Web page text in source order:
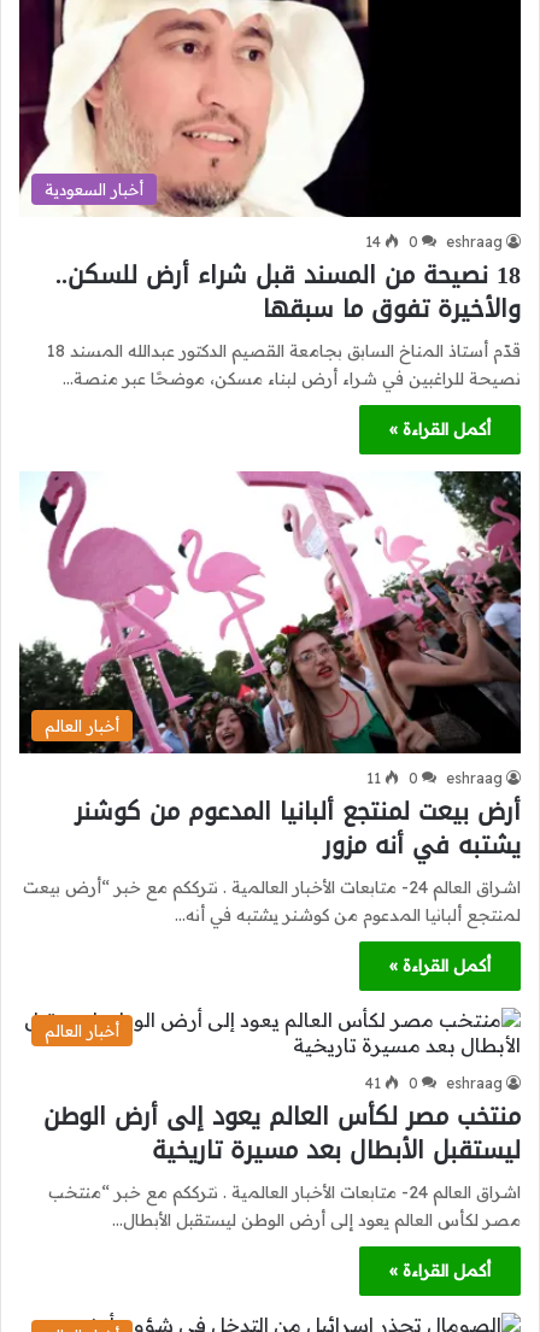
أخبار السعودية
eshraag
0
14
18 نصيحة من المسند قبل شراء أرض للسكن..
والأخيرة تفوق ما سبقها
قدّم أستاذ المناخ السابق بجامعة القصيم الدكتور عبدالله المسند 18
نصيحة للراغبين في شراء أرض لبناء مسكن، موضحًا عبر منصة…
أكمل القراءة »
أخبار العالم
eshraag
0
11
أرض بيعت لمنتجع ألبانيا المدعوم من كوشنر
يشتبه في أنه مزور
اشراق العالم 24- متابعات الأخبار العالمية . نترككم مع خبر “أرض بيعت
لمنتجع ألبانيا المدعوم من كوشنر يشتبه في أنه…
أكمل القراءة »
أخبار العالم
eshraag
0
41
منتخب مصر لكأس العالم يعود إلى أرض الوطن
ليستقبل الأبطال بعد مسيرة تاريخية
اشراق العالم 24- متابعات الأخبار العالمية . نترككم مع خبر “منتخب
مصر لكأس العالم يعود إلى أرض الوطن ليستقبل الأبطال…
أكمل القراءة »